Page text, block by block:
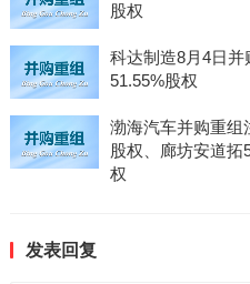
股权
科达制造8月4日
51.55%股权
渤海汽车并购重组
股权、廊坊安道拓
权
发表回复